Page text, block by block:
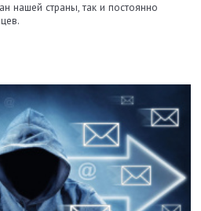
нашей страны, так и постоянно